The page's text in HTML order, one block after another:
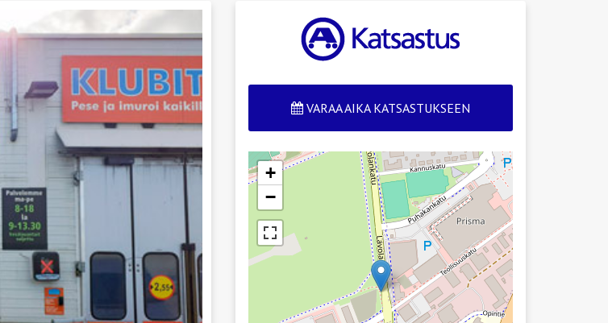
VARAA AIKA KATSASTUKSEEN
+
−